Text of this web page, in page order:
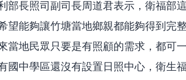
部長照司副司長周道君表示，衛福部
望能夠讓竹塘當地鄉親都能夠得到完
當地民眾只要是有照顧的需求，都可
國中學區還沒有設置日照中心，衛生